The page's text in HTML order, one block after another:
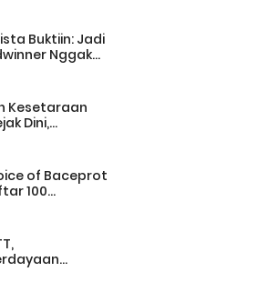
Buktiin: Jadi
Nggak
Minder, Asal
Kesetaraan
Dini,
Laki-Laki
of Baceprot
100
Inspiratif dan
Masih Menjadi